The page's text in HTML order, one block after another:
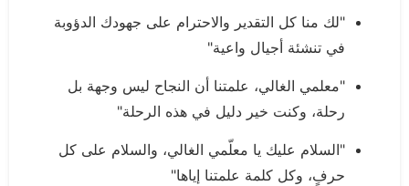
"لك منا كل التقدير والاحترام على جهودك الدؤوبة
في تنشئة أجيال واعية"
"معلمي الغالي، علمتنا أن النجاح ليس وجهة بل
رحلة، وكنت خير دليل في هذه الرحلة"
"السلام عليك يا معلّمي الغالي، والسلام على كل
حرفٍ، وكل كلمة علمتنا إياها"